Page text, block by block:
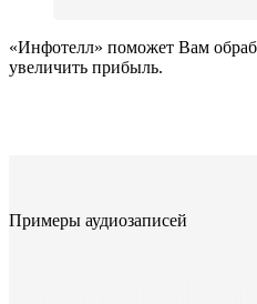
«Инфотелл» поможет Вам
увеличить прибыль.
Примеры аудиозаписей